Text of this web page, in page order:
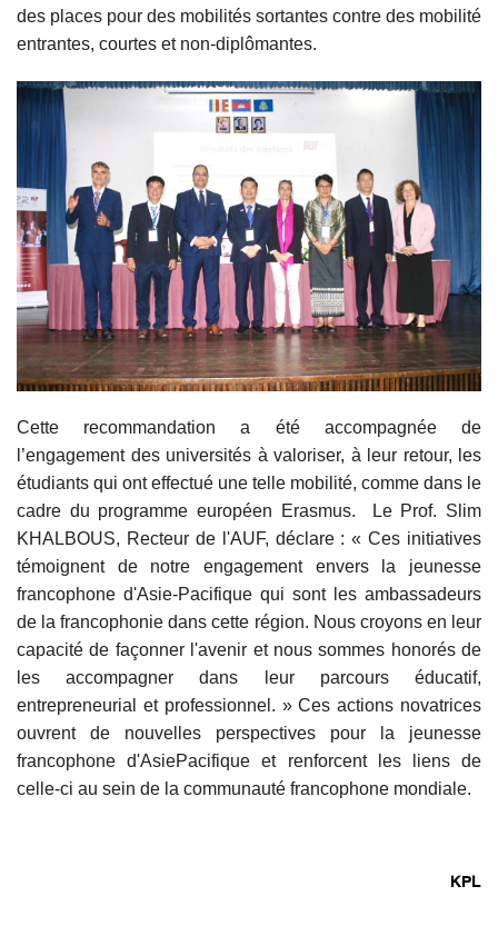
des places pour des mobilités sortantes contre des mobilité
entrantes, courtes et non-diplômantes.
Cette recommandation a étéaccompagnée de
l’engagement des universités à valoriser, à leur retour, les
étudiants qui ont effectué une telle mobilité, comme dans le
cadre du programme européen Erasmus. Le Prof. Slim
KHALBOUS, Recteur de l'AUF, déclare : « Ces initiatives
témoignent de notre engagement envers la jeunesse
francophone d'Asie-Pacifique qui sont les ambassadeurs
de la francophonie dans cette région. Nous croyons en leur
capacité de façonner l'avenir et nous sommes honorés de
les accompagner dans leur parcours éducatif,
entrepreneurial et professionnel. » Ces actions novatrices
ouvrent de nouvelles perspectives pour la jeunesse
francophone d'AsiePacifique et renforcent les liens de
celle-ci au sein de la communauté francophone mondiale.
KPL